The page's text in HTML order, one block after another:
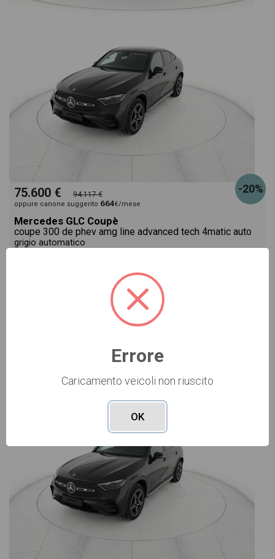
-20%
75.600 € 94.117 €
oppure canone suggerito 664€/mese
Mercedes GLC Coupè
coupe 300 de phev amg line advanced tech 4matic auto
grigio automatico
automatico
Errore
Caricamento veicoli non riuscito
OK